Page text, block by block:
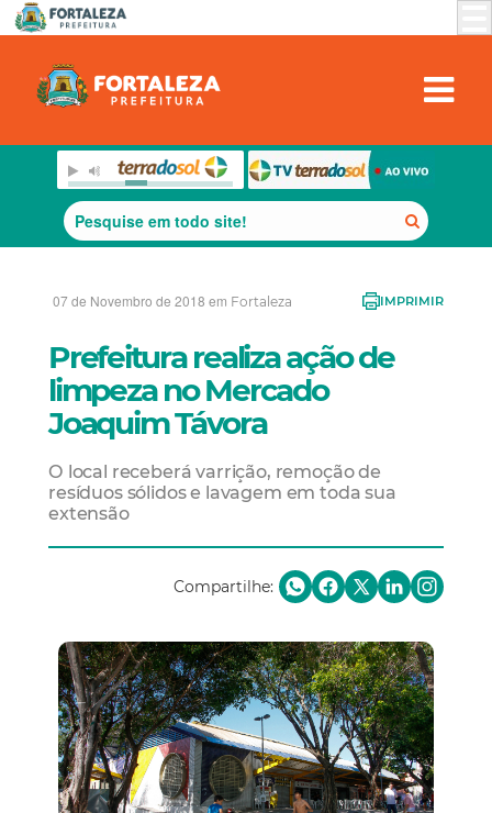
07 de Novembro de 2018 em Fortaleza IMPRIMIR
Prefeitura realiza ação de
limpeza no Mercado
Joaquim Távora
O local receberá varrição, remoção de
resíduos sólidos e lavagem em toda sua
extensão
Compartilhe: